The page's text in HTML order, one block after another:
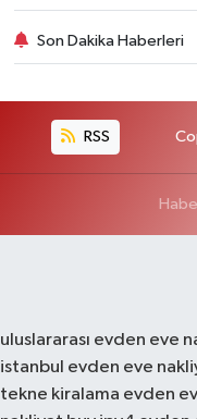
Son Dakika Haberleri
RSS
uluslararası evden eve
istanbul evden eve
tekne kiralama evden